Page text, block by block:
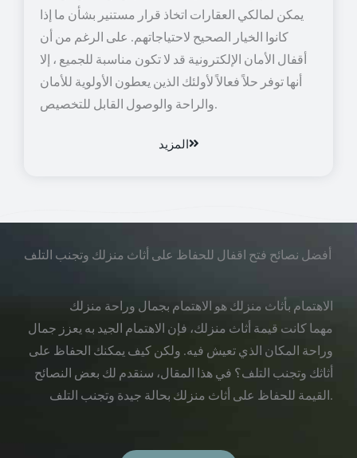
يمكن لمالكي العقارات اتخاذ قرار مستنير بشأن ما إذا
كانوا الخيار الصحيح لاحتياجاتهم. على الرغم من أن
أقفال الأمان الإلكترونية قد لا تكون مناسبة للجميع ، إلا
أنها توفر حلاً فعالاً لأولئك الذين يعطون الأولوية للأمان
والراحة والوصول القابل للتخصيص.
المزيد
أفضل نصائح فتح اقفال للحفاظ على أثاث منزلك وتجنب التلف
الاهتمام بأثاث منزلك هو الاهتمام بجمال وراحة منزلك
مهما كانت قيمة أثاث منزلك، فإن الاهتمام الجيد به يعزز جمال
وراحة المكان الذي تعيش فيه. ولكن كيف يمكنك الحفاظ على
أثاثك وتجنب التلف؟ في هذا المقال، سنقدم لك بعض النصائح
القيمة للحفاظ على أثاث منزلك بحالة جيدة وتجنب التلف.